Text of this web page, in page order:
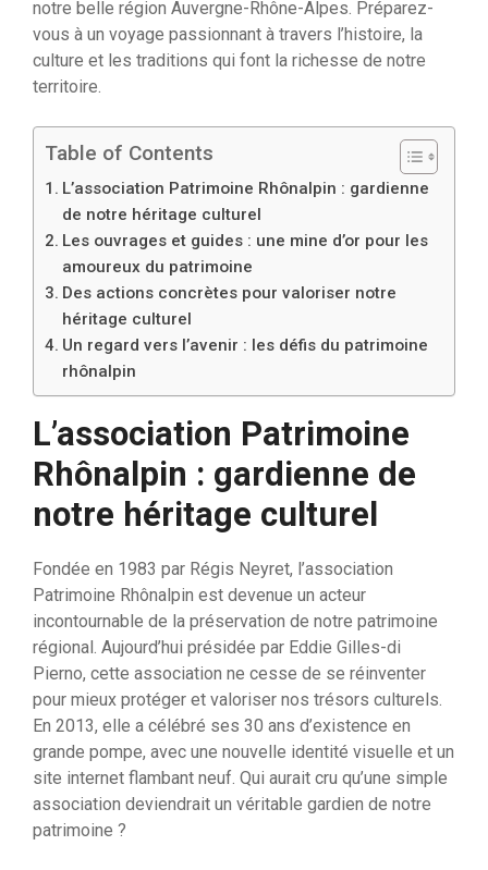
notre belle région Auvergne-Rhône-Alpes. Préparez-
vous à un voyage passionnant à travers l’histoire, la
culture et les traditions qui font la richesse de notre
territoire.
Table of Contents
L’association Patrimoine Rhônalpin : gardienne
de notre héritage culturel
Les ouvrages et guides : une mine d’or pour les
amoureux du patrimoine
Des actions concrètes pour valoriser notre
héritage culturel
Un regard vers l’avenir : les défis du patrimoine
rhônalpin
L’association Patrimoine
Rhônalpin : gardienne de
notre héritage culturel
Fondée en 1983 par Régis Neyret, l’association
Patrimoine Rhônalpin est devenue un acteur
incontournable de la préservation de notre patrimoine
régional. Aujourd’hui présidée par Eddie Gilles-di
Pierno, cette association ne cesse de se réinventer
pour mieux protéger et valoriser nos trésors culturels.
En 2013, elle a célébré ses 30 ans d’existence en
grande pompe, avec une nouvelle identité visuelle et un
site internet flambant neuf. Qui aurait cru qu’une simple
association deviendrait un véritable gardien de notre
patrimoine ?